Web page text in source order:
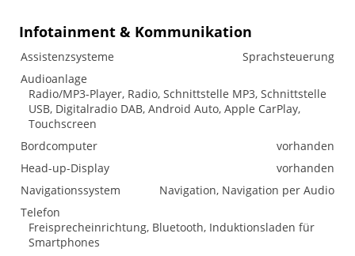
Infotainment & Kommunikation
Assistenzsysteme
Sprachsteuerung
Audioanlage
Radio/MP3-Player, Radio, Schnittstelle MP3, Schnittstelle
USB, Digitalradio DAB, Android Auto, Apple CarPlay,
Touchscreen
Bordcomputer
vorhanden
Head-up-Display
vorhanden
Navigationssystem
Navigation, Navigation per Audio
Telefon
Freisprecheinrichtung, Bluetooth, Induktionsladen für
Smartphones